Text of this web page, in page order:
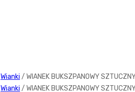
Wianki / WIANEK BUKSZPANOWY
Wianki / WIANEK BUKSZPANOWY